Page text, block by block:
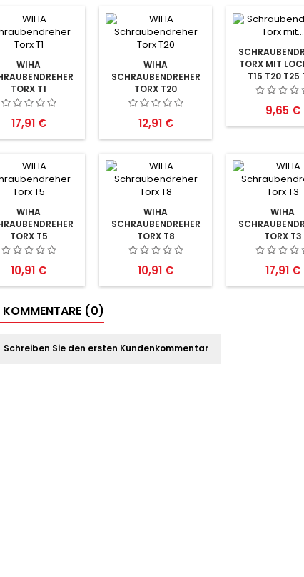
WIHA
TORX T1
Preis
17,91 €
WIHA
SCHRAUBENDREHER
TORX T20
Preis
12,91 €
TORX MIT
T15 T20 T25
Preis
9,65 €
WIHA
TORX T5
Preis
10,91 €
WIHA
SCHRAUBENDREHER
TORX T8
Preis
10,91 €
WIHA
TORX T3
Preis
17,91 €
KOMMENTARE (0)
Schreiben Sie den ersten Kundenkommentar